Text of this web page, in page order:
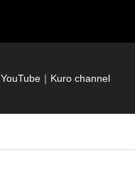
YouTube｜Kuro channel